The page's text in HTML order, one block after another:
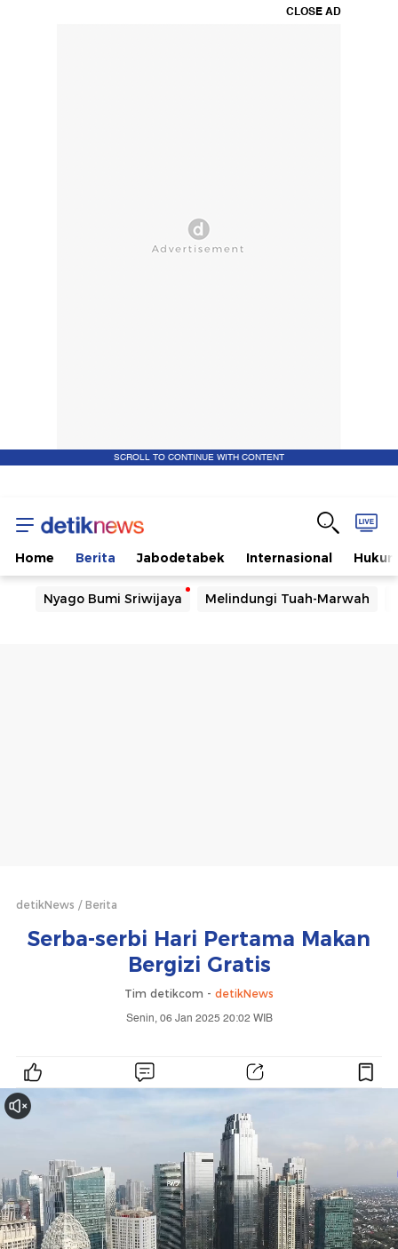
CLOSE AD
SCROLL TO CONTINUE WITH CONTENT
Home Berita Jabodetabek Internasional
Nyago Bumi Sriwijaya Melindungi Tuah-Marwah
detikNews Berita
Serba-serbi Hari Pertama Makan
Bergizi Gratis
Tim detikcom - detikNews
Senin, 06 Jan 2025 20:02 WIB